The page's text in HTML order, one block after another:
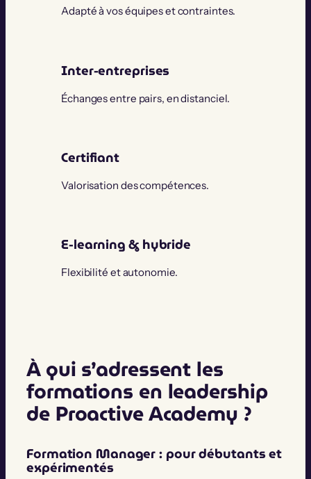
Adapté à vos équipes et contraintes.
Inter-entreprises
Échanges entre pairs, en distanciel.
Certifiant
Valorisation des compétences.
E-learning & hybride
Flexibilité et autonomie.
À qui s’adressent les
formations en leadership
de Proactive Academy ?
Formation Manager : pour débutants et
expérimentés